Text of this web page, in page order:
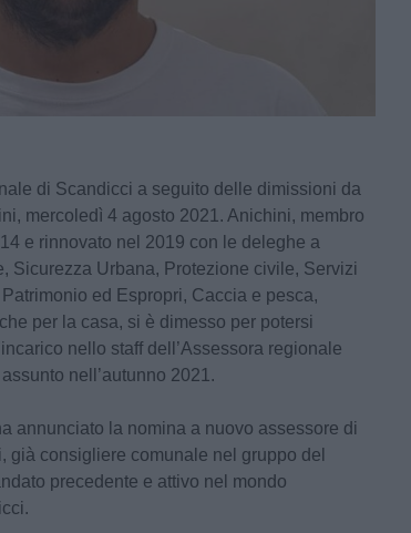
di Scandicci a seguito delle dimissioni da
mercoledì 4 agosto 2021. Anichini, membro
e rinnovato nel 2019 con le deleghe a
Sicurezza Urbana, Protezione civile, Servizi
ed Espropri, Caccia e pesca,
per la casa, si è dimesso per potersi
nello staff dell’Assessora regionale
nell’autunno 2021.
annunciato la nomina a nuovo assessore di
già consigliere comunale nel gruppo del
precedente e attivo nel mondo